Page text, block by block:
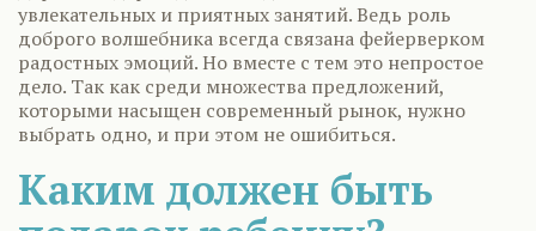
увлекательных и приятных занятий. Ведь роль
доброго волшебника всегда связана фейерверком
радостных эмоций. Но вместе с тем это непростое
дело. Так как среди множества предложений,
которыми насыщен современный рынок, нужно
выбрать одно, и при этом не ошибиться.
Каким должен быть